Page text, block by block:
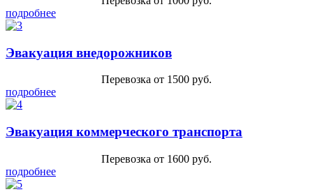
подробнее
Эвакуация внедорожников
Перевозка от 1500 руб.
подробнее
Эвакуация коммерческого транспорта
Перевозка от 1600 руб.
подробнее